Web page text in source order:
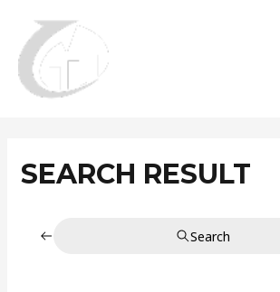
contenu
SEARCH RESULT
Search